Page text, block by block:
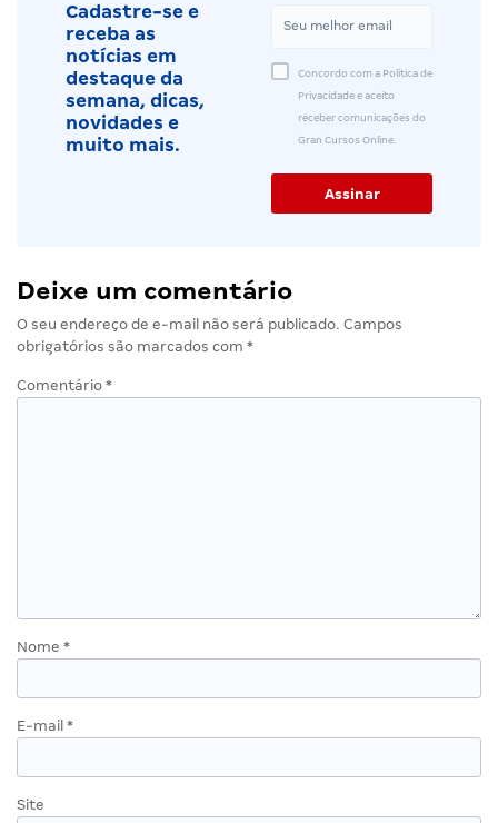
Cadastre-se e
receba as
notícias em
destaque da
semana, dicas,
novidades e
muito mais.
Concordo com a Política de
Privacidade e aceito
receber comunicações do
Gran Cursos Online.
Deixe um comentário
O seu endereço de e-mail não será publicado. Campos
obrigatórios são marcados com *
Comentário *
Nome *
E-mail *
Site